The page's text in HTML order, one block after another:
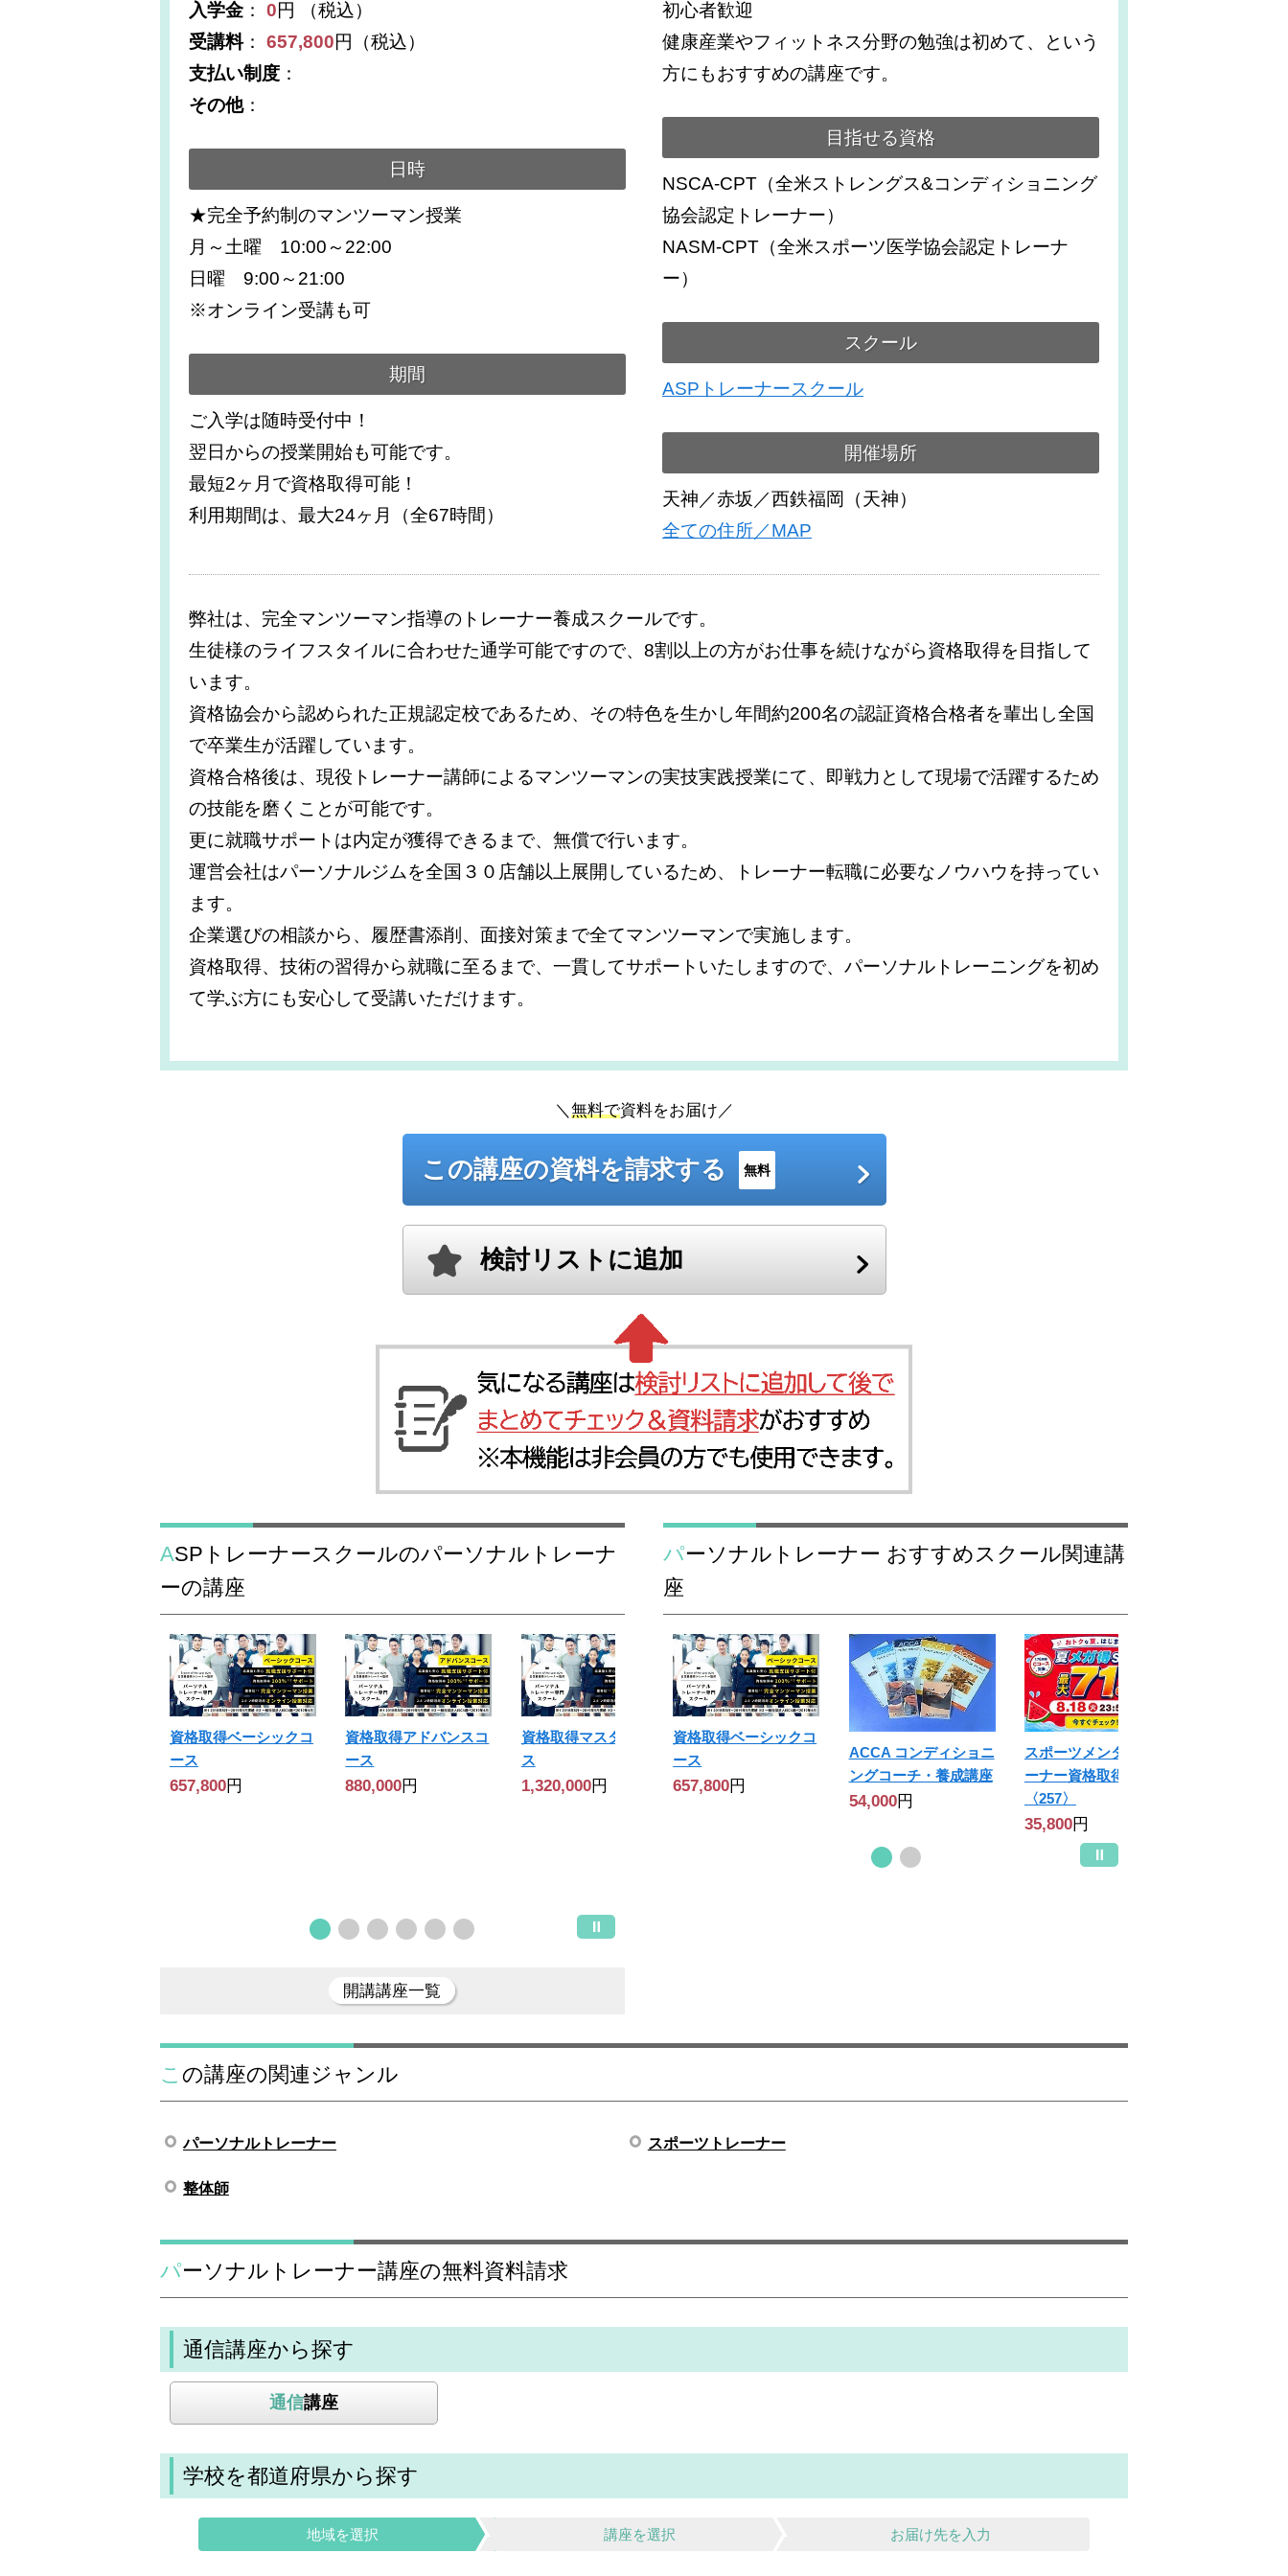
入学金 ： 0円 （税込）
受講料： 657,800円（税込）
支払い制度 ：
その他：
日時
★完全予約制のマンツーマン授業
月～土曜 10:00～22:00
日曜 9:00～21:00
※オンライン受講も可
期間
ご入学は随時受付中！
翌日からの授業開始も可能です。
最短2ヶ月で資格取得可能！
利用期間は、最大24ヶ月（全67時間）
初心者歓迎
健康産業やフィットネス分野の勉強は初めて、という
方にもおすすめの講座です。
目指せる資格
NSCA-CPT（全米ストレングス&コンディショニング
協会認定トレーナー）
NASM-CPT（全米スポーツ医学協会認定トレーナ
ー）
スクール
ASPトレーナースクール
開催場所
天神／赤坂／西鉄福岡（天神）
全ての住所／MAP
弊社は、完全マンツーマン指導のトレーナー養成スクールです。
生徒様のライフスタイルに合わせた通学可能ですので、8割以上の方がお仕事を続けながら資格取得を目指して
います。
資格協会から認められた正規認定校であるため、その特色を生かし年間約200名の認証資格合格者を輩出し全国
で卒業生が活躍しています。
資格合格後は、現役トレーナー講師によるマンツーマンの実技実践授業にて、即戦力として現場で活躍するため
の技能を磨くことが可能です。
更に就職サポートは内定が獲得できるまで、無償で行います。
運営会社はパーソナルジムを全国３０店舗以上展開しているため、トレーナー転職に必要なノウハウを持ってい
ます。
企業選びの相談から、履歴書添削、面接対策まで全てマンツーマンで実施します。
資格取得、技術の習得から就職に至るまで、一貫してサポートいたしますので、パーソナルトレーニングを初め
て学ぶ方にも安心して受講いただけます。
＼ 無料で資料をお届け／
この講座の資料を請求する 無料
検討リストに追加
ASPトレーナースクールのパーソナルトレーナ
ーの講座
資格取得ベーシックコ
ース
657,800円
資格取得アドバンスコ
ース
880,000円
資格取得マスターコー
ス
1,320,000円
[最短2ヶ月]資格取得ベ
ーシックコース[柏駅
から徒歩5分]
[最短2ヶ月]資格取得ベ
駅西口から徒歩3分]
657,800
【最短2ヶ月】資格取
得ベーシックコース
【栄駅から徒歩4分】
657,800円
開講講座一覧
パーソナルトレーナー おすすめスクール関連講
座
資格取得ベーシックコ
ース
657,800円
ACCA コンディショニ
ングコーチ・養成講座
54,000円
スポーツメンタルトレ
ーナー資格取得講座
〈257〉
35,800円
この講座の関連ジャンル
パーソナルトレーナー スポーツトレーナー
整体師
パーソナルトレーナー講座の無料資料請求
通信講座から探す
通信講座
学校を都道府県から探す
地域を選択 講座を選択 お届け先を入力